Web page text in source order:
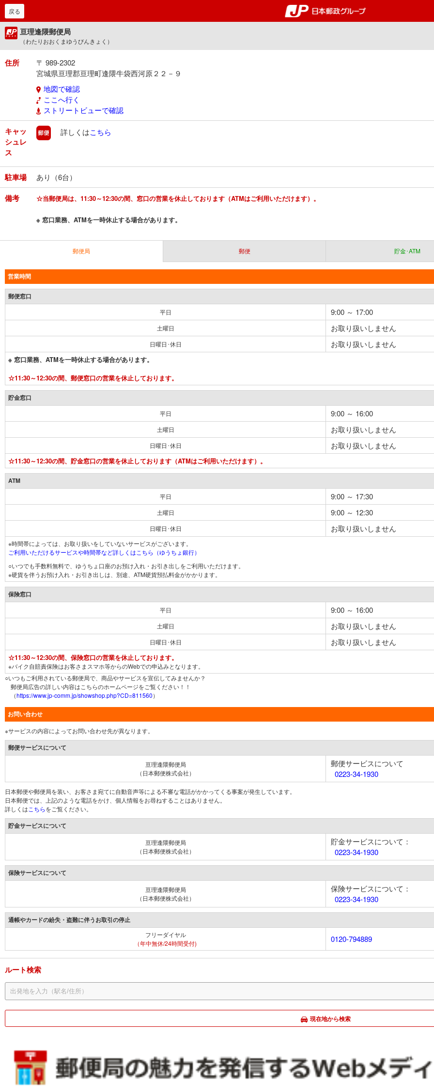
郵便局・日本郵政グルー
戻る
亘理逢隈郵便局
（わたりおおくまゆうびんきょく）
住所
〒 989-2302
宮城県亘理郡亘理町逢隈牛袋西河原２２－９
地図で確認
ここへ行く
ストリートビューで確認
キャッ
シュレ
ス
郵便
詳しくはこちら
駐車場 あり（6台）
備考 ☆当郵便局は、11:30～12:30の間、窓口の営業を休止しております（ATMはご利用いただけます）。
※ 窓口業務、ATMを一時休止する場合があります。
郵便局 郵便 貯金･ATM
営業時間
郵便窓口
平日 9:00 ～ 17:00
土曜日 お取り扱いしません
日曜日･休日 お取り扱いしません
※ 窓口業務、ATMを一時休止する場合があります。
☆11:30～12:30の間、郵便窓口の営業を休止しております。
貯金窓口
平日 9:00 ～ 16:00
土曜日 お取り扱いしません
日曜日･休日 お取り扱いしません
☆11:30～12:30の間、貯金窓口の営業を休止しております（ATMはご利用いただけます）。
ATM
平日 9:00 ～ 17:30
土曜日 9:00 ～ 12:30
日曜日･休日 お取り扱いしません
※時間帯によっては、お取り扱いをしていないサービスがございます。
ご利用いただけるサービスや時間帯など詳しくはこちら（ゆうちょ銀行）
○いつでも手数料無料で、ゆうちょ口座のお預け入れ・お引き出しをご利用いただけます。
※硬貨を伴うお預け入れ・お引き出しは、別途、ATM硬貨預払料金がかかります。
保険窓口
平日 9:00 ～ 16:00
土曜日 お取り扱いしません
日曜日･休日 お取り扱いしません
☆11:30～12:30の間、保険窓口の営業を休止しております。
※バイク自賠責保険はお客さまスマホ等からのWebでの申込みとなります。
○いつもご利用されている郵便局で、商品やサービスを宣伝してみませんか？
郵便局広告の詳しい内容はこちらのホームページをご覧ください！！
（https://www.jp-comm.jp/showshop.php?CD=811560）
お問い合わせ
※サービスの内容によってお問い合わせ先が異なります。
郵便サービスについて
亘理逢隈郵便局
（日本郵便株式会社）
郵便サービスについて
0223-34-1930
日本郵便や郵便局を装い、お客さま宛てに自動音声等による不審な電話がかかってくる事案が発生しています。
日本郵便では、上記のような電話をかけ、個人情報をお尋ねすることはありません。
詳しくは こちらをご覧ください。
貯金サービスについて
亘理逢隈郵便局
（日本郵便株式会社）
貯金サービスについて：
0223-34-1930
保険サービスについて
亘理逢隈郵便局
（日本郵便株式会社）
保険サービスについて：
0223-34-1930
通帳やカードの紛失・盗難に伴うお取引の停止
フリーダイヤル
（年中無休/24時間受付)
0120-794889
ルート検索
現在地から検索